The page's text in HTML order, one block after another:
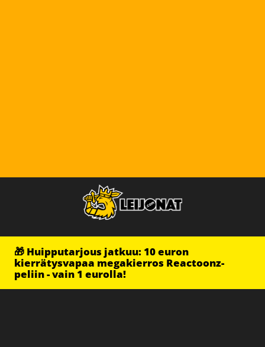
🎁 Huipputarjous jatkuu: 10 euron
kierrätysvapaa megakierros Reactoonz-
peliin - vain 1 eurolla!